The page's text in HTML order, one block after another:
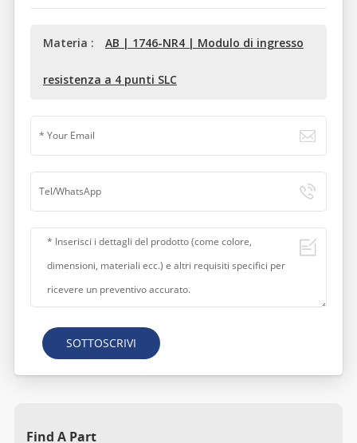
Materia : AB | 1746-NR4 | Modulo di ingresso
resistenza a 4 punti SLC
SOTTOSCRIVI
Find A Part